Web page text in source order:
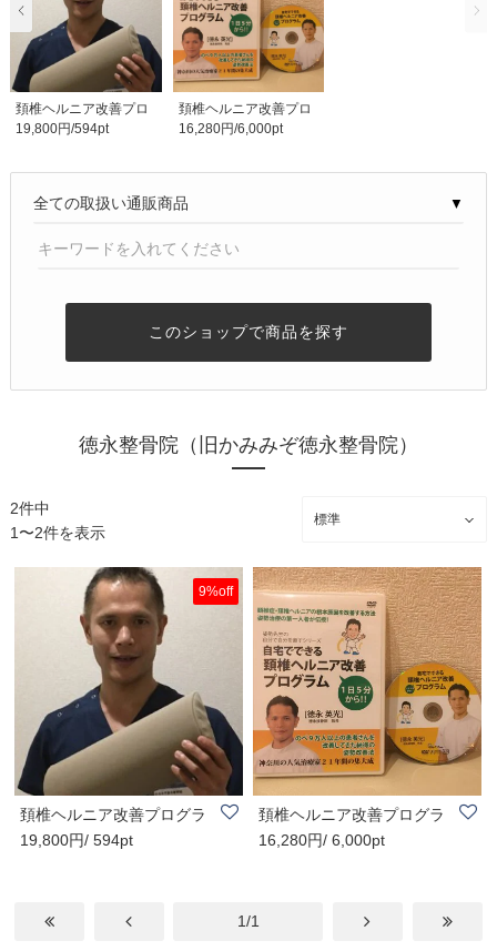
頚椎ヘルニア改善プロ
グラム購入者限定 ..
19,800円/594pt
頚椎ヘルニア改善プロ
グラム【効果がなけ..
16,280円/6,000pt
▼
このショップで商品を探す
徳永整骨院（旧かみみぞ徳永整骨院）
2件中
1〜2件を表示
9%off
頚椎ヘルニア改善プログラ
ム購入者限定 ..
19,800円/ 594pt
頚椎ヘルニア改善プログラ
ム【効果がなけ..
16,280円/ 6,000pt
1/1